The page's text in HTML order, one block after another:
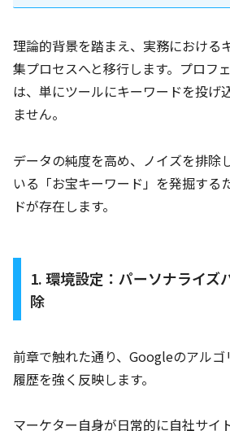
理論的背景を踏まえ、実務における
集プロセスへと移行します。プロフ
は、単にツールにキーワードを投げ
ません。
データの純度を高め、ノイズを排除
いる「お宝キーワード」を発掘する
ドが存在します。
1. 環境設定：パーソナライズ
除
前章で触れた通り、Googleのアル
履歴を強く反映します。
マーケター自身が日常的に自社サイ